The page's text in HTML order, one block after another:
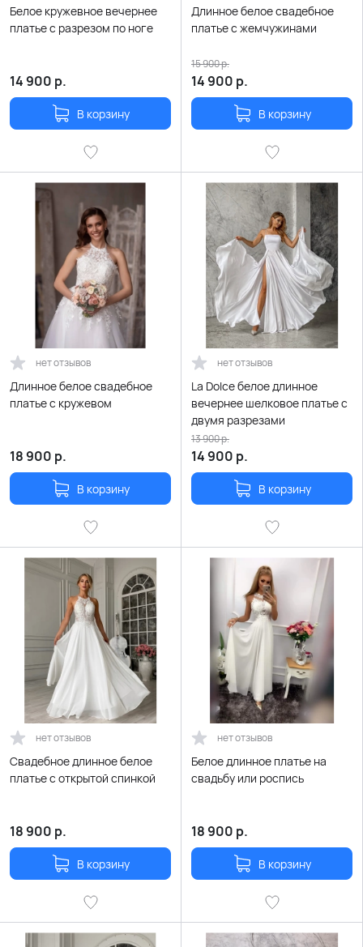
Белое кружевное вечернее
платье с разрезом по ноге
14 900 р.
В корзину
Длинное белое свадебное
платье с жемчужинами
14 900 р.
15 900р.
В корзину
нет отзывов
Длинное белое свадебное
платье с кружевом
18 900 р.
В корзину
нет отзывов
La Dolce белое длинное
вечернее шелковое платье с
двумя разрезами
14 900 р.
13 900р.
В корзину
нет отзывов
Свадебное длинное белое
платье с открытой спинкой
18 900 р.
В корзину
нет отзывов
Белое длинное платье на
свадьбу или роспись
18 900 р.
В корзину